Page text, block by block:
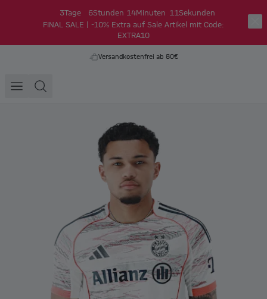
3Tage 6Stunden 14Minuten 11Sekunden
FINAL SALE | -10% Extra auf Sale Artikel mit Code:
EXTRA10
Versandkostenfrei ab 80€